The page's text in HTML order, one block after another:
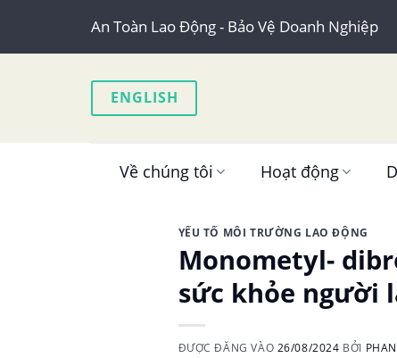
content
An Toàn Lao Động - Bảo Vệ Doanh Nghiệp
ENGLISH
Về chúng tôi Hoạt động
YẾU TỐ MÔI TRƯỜNG LAO ĐỘNG
Monometyl-
sức khỏe người
ĐƯỢC ĐĂNG VÀO 26/08/2024 BỞI